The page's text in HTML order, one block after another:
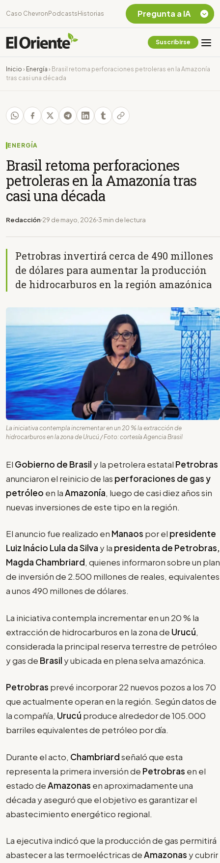
Caso Chevron Podcasts Historias
Suscribirse
Inicio › Energía › Brasil retoma perforaciones petroleras en la Amazonía
tras casi una década
ENERGÍA
Brasil retoma perforaciones
petroleras en la Amazonía tras
casi una década
Redacción 29 de mayo, 2026 3 min de lectura
Petrobras invertirá cerca de 490 millones
de dólares para aumentar la producción
de hidrocarburos en la región amazónica
La iniciativa contempla incrementar en un 20 % la extracción de
hidrocarburos en la zona de Urucú / Foto: cortesía Agencia Brasil
El Gobierno de Brasil y la petrolera estatal Petrobras
anunciaron el reinicio de las perforaciones de gas y
petróleo en laAmazonía, luego de casi diez años sin
nuevas inversiones de este tipo en la región.
El anuncio fue realizado en Manaos por el presidente
Luiz Inácio Lula da Silva y la presidenta de Petrobras,
Magda Chambriard, quienes informaron sobre un plan
de inversión de 2.500 millones de reales, equivalentes
a unos 490 millones de dólares.
La iniciativa contempla incrementar en un 20 % la
extracción de hidrocarburos en la zona de Urucú,
considerada la principal reserva terrestre de petróleo
y gas de Brasil y ubicada en plena selva amazónica.
Petrobras prevé incorporar 22 nuevos pozos a los 70
que actualmente operan en la región. Según datos de
la compañía, Urucú produce alrededor de 105.000
barriles equivalentes de petróleo por día.
Durante el acto, Chambriardseñaló que esta
representa la primera inversión de Petrobras en el
estado deAmazonas en aproximadamente una
década y aseguró que el objetivo es garantizar el
abastecimiento energético regional.
La ejecutiva indicó que la producción de gas permitirá
abastecer a las termoeléctricas deAmazonas y cubrir
Pregunta a IA
Chevron Ecuador